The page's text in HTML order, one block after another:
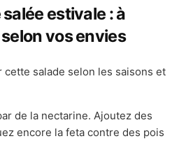
estivale : à
vos envies
cette salade selon les saisons et
de la nectarine. Ajoutez des
encore la feta contre des pois